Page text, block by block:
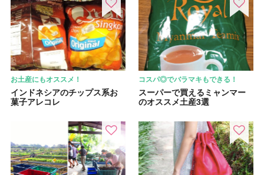
お土産にもオススメ！
インドネシアのチップス系お
菓子アレコレ
コスパ◎でバラマキもできる！
スーパーで買えるミャンマー
のオススメ土産3選